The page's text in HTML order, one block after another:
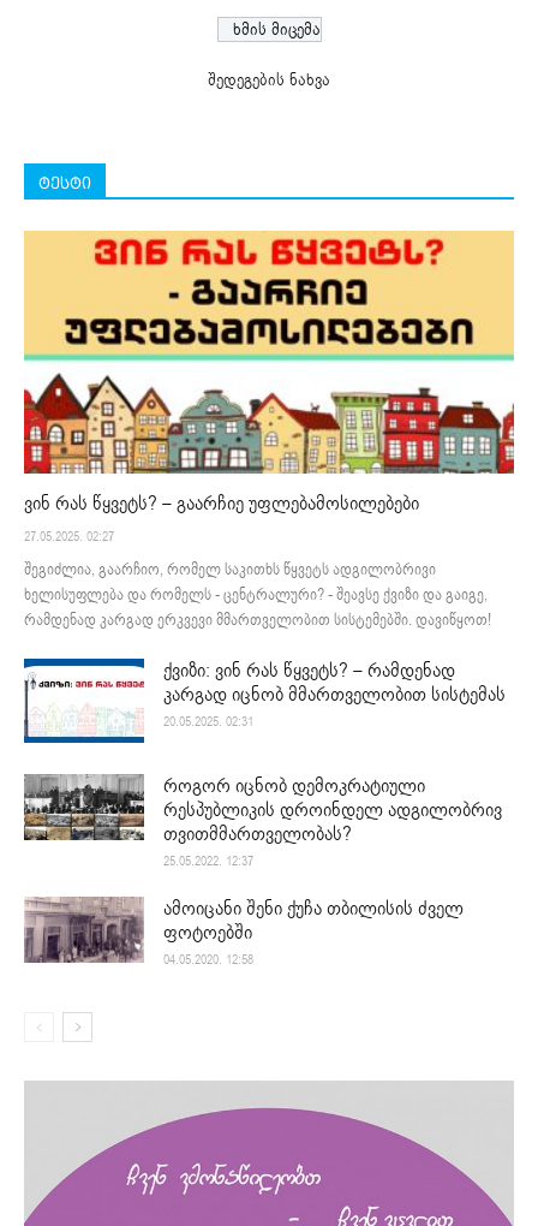
შედეგების ნახვა
ტესტი
ვინ რას წყვეტს? – გაარჩიე უფლებამოსილებები
27.05.2025. 02:27
შეგიძლია, გაარჩიო, რომელ საკითხს წყვეტს ადგილობრივი
ხელისუფლება და რომელს - ცენტრალური? - შეავსე ქვიზი და გაიგე,
რამდენად კარგად ერკვევი მმართველობით სისტემებში. დავიწყოთ!
ქვიზი: ვინ რას წყვეტს? – რამდენად
კარგად იცნობ მმართველობით სისტემას
20.05.2025. 02:31
როგორ იცნობ დემოკრატიული
რესპუბლიკის დროინდელ ადგილობრივ
თვითმმართველობას?
25.05.2022. 12:37
ამოიცანი შენი ქუჩა თბილისის ძველ
ფოტოებში
04.05.2020. 12:58